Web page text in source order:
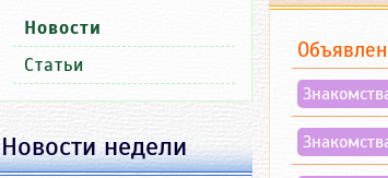
Новости
Статьи
Новости недели